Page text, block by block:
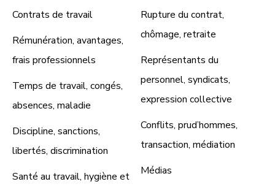
Contrats de travail
Rémunération, avantages,
frais professionnels
Temps de travail, congés,
absences, maladie
Discipline, sanctions,
libertés, discrimination
Santé au travail, hygiène et
Rupture du contrat,
chômage, retraite
Représentants du
personnel, syndicats,
expression collective
Conflits, prud’hommes,
transaction, médiation
Médias